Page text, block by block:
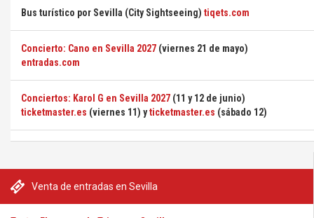
Venta de entradas en Sevilla
Bus turístico por Sevilla (City Sightseeing) tiqets.com
Concierto: Cano en Sevilla 2027 (viernes 21 de mayo)
entradas.com
Conciertos: Karol G en Sevilla 2027 (11 y 12 de junio)
ticketmaster.es (viernes 11) yticketmaster.es (sábado 12)